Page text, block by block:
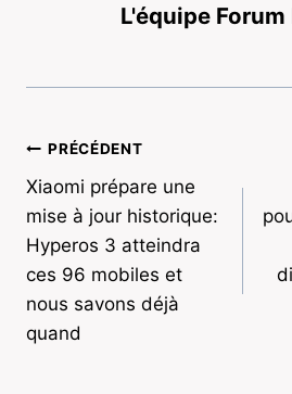
L'équipe
Navigation
de
l’article
PRÉCÉDENT
Xiaomi prépare une
mise à jour historique:
Hyperos 3 atteindra
ces 96 mobiles et
nous savons déjà
quand